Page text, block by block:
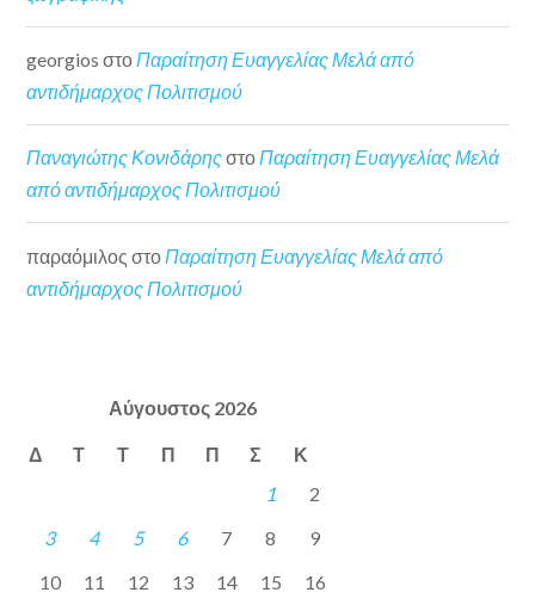
georgios στοΠαραίτηση Ευαγγελίας Μελά από
αντιδήμαρχος Πολιτισμού
Παναγιώτης ΚονιδάρηςστοΠαραίτηση Ευαγγελίας Μελά
από αντιδήμαρχος Πολιτισμού
παραόμιλος στο Παραίτηση Ευαγγελίας Μελά από
αντιδήμαρχος Πολιτισμού
Αύγουστος 2026
Δ Τ Τ Π Π Σ Κ
1
2
3
4 5 6 7 8
9
10
11 12 13 14 15
16